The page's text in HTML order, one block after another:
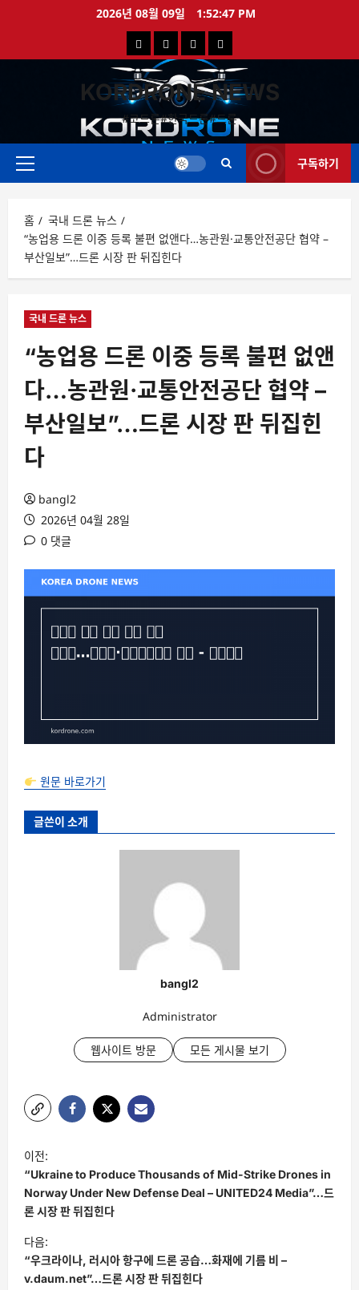
로
2026년 08월 09일 1:52:47 PM
국
내
드
론
뉴
해
외
드
론
뉴
드
영
상
드
론
특
가
KORDRONE NEWS
#코드론#한국드론#드론
주
구독하기
홈
국내 드론 뉴스
“농업용 드론 이중 등록 불편 없앤다…농관원·교통안전공단 협약 –
부산일보”…드론 시장 판 뒤집힌다
국내 드론 뉴스
“농업용 드론 이중 등록 불편 없앤
다…농관원·교통안전공단 협약 –
부산일보”…드론 시장 판 뒤집힌
다
bangl2
2026년 04월 28일
0 댓글
원문 바로가기
글쓴이 소개
bangl2
Administrator
웹사이트 방문 모든 게시물 보기
글
탐
색
이전:
“Ukraine to Produce Thousands of Mid-Strike Drones in
Norway Under New Defense Deal – UNITED24 Media”…드
론 시장 판 뒤집힌다
다음:
“우크라이나, 러시아 항구에 드론 공습…화재에 기름 비 –
v.daum.net”…드론 시장 판 뒤집힌다